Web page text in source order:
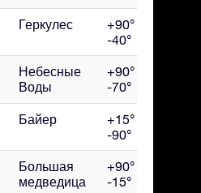
Геркулес
+90° до
-40°
Небесные
Воды
+90° до
-70°
Байер
+15° до
-90°
Большая
медведица
+90° до
-15°